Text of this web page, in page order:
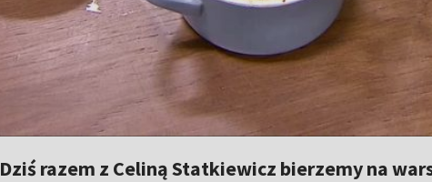
Dziś razem z Celiną Statkiewicz bierzemy na